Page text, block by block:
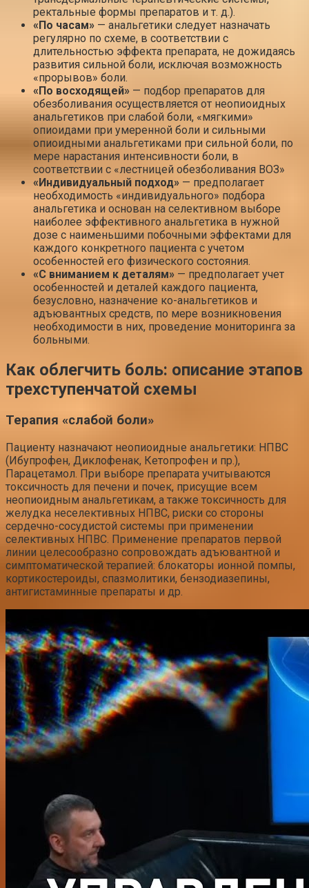
ректальные формы препаратов и т. д.).
«По часам» — анальгетики следует назначать
регулярно по схеме, в соответствии с
длительностью эффекта препарата, не дожидаясь
развития сильной боли, исключая возможность
«прорывов» боли.
«По восходящей» — подбор препаратов для
обезболивания осуществляется от неопиоидных
анальгетиков при слабой боли, «мягкими»
опиоидами при умеренной боли и сильными
опиоидными анальгетиками при сильной боли, по
мере нарастания интенсивности боли, в
соответствии с «лестницей обезболивания ВОЗ»
«Индивидуальный подход» — предполагает
необходимость «индивидуального» подбора
анальгетика и основан на селективном выборе
наиболее эффективного анальгетика в нужной
дозе с наименьшими побочными эффектами для
каждого конкретного пациента с учетом
особенностей его физического состояния.
«С вниманием к деталям» — предполагает учет
особенностей и деталей каждого пациента,
безусловно, назначение ко-анальгетиков и
адъювантных средств, по мере возникновения
необходимости в них, проведение мониторинга за
больными.
Как облегчить боль: описание этапов
трехступенчатой схемы
Терапия «слабой боли»
Пациенту назначают неопиоидные анальгетики: НПВС
(Ибупрофен, Диклофенак, Кетопрофен и пр.),
Парацетамол. При выборе препарата учитываются
токсичность для печени и почек, присущие всем
неопиоидным анальгетикам, а также токсичность для
желудка неселективных НПВС, риски со стороны
сердечно-сосудистой системы при применении
селективных НПВС. Применение препаратов первой
линии целесообразно сопровождать адъювантной и
симптоматической терапией: блокаторы ионной помпы,
кортикостероиды, спазмолитики, бензодиазепины,
антигистаминные препараты и др.